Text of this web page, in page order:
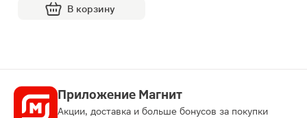
В корзину
Приложение Магнит
Акции, доставка и больше бонусов за покупки